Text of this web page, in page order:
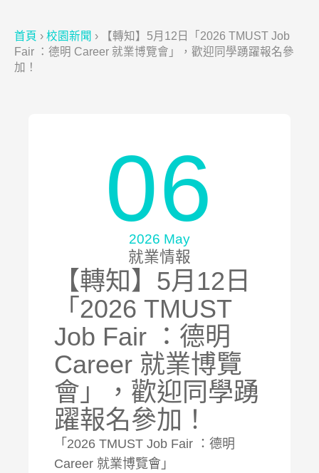
首頁 › 校園新聞 ›
【轉知】5月12日「2026 TMUST Job
Fair ：德明 Career 就業博覽會」，歡迎同學踴躍報名參
加！
06
2026 May
就業情報
【轉知】5月12日
「2026 TMUST
Job Fair ：德明
Career 就業博覽
會」，歡迎同學踴
躍報名參加！
「2026 TMUST Job Fair ：德明
Career 就業博覽會」